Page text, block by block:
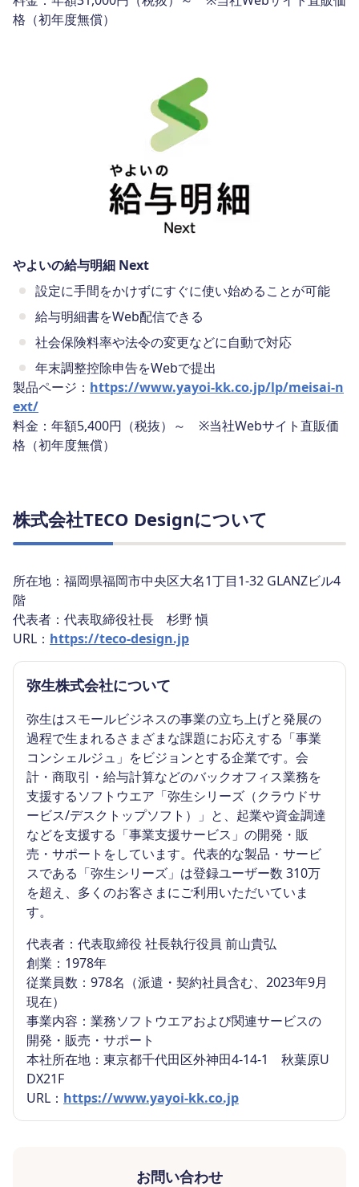
格（初年度無償）
やよいの給与明細 Next
設定に手間をかけずにすぐに使い始めることが可能
給与明細書をWeb配信できる
社会保険料率や法令の変更などに自動で対応
年末調整控除申告をWebで提出
製品ページ： https://www.yayoi-kk.co.jp/lp/meisai-n
ext/
料金：年額5,400円（税抜）～ ※当社Webサイト直販価
格（初年度無償）
株式会社TECO Designについて
所在地：福岡県福岡市中央区大名1丁目1-32 GLANZビル4
階
代表者：代表取締役社長 杉野 愼
URL： https://teco-design.jp
弥生株式会社について
弥生はスモールビジネスの事業の立ち上げと発展の
過程で生まれるさまざまな課題にお応えする「事業
コンシェルジュ」をビジョンとする企業です。会
計・商取引・給与計算などのバックオフィス業務を
支援するソフトウエア「弥生シリーズ（クラウドサ
ービス/デスクトップソフト）」と、起業や資金調達
などを支援する「事業支援サービス」の開発・販
売・サポートをしています。代表的な製品・サービ
スである「弥生シリーズ」は登録ユーザー数 310万
を超え、多くのお客さまにご利用いただいていま
す。
代表者：代表取締役 社長執行役員 前山貴弘
創業：1978年
従業員数：978名（派遣・契約社員含む、2023年9月
現在）
事業内容：業務ソフトウエアおよび関連サービスの
開発・販売・サポート
本社所在地：東京都千代田区外神田4-14-1 秋葉原U
DX21F
URL： https://www.yayoi-kk.co.jp
お問い合わせ